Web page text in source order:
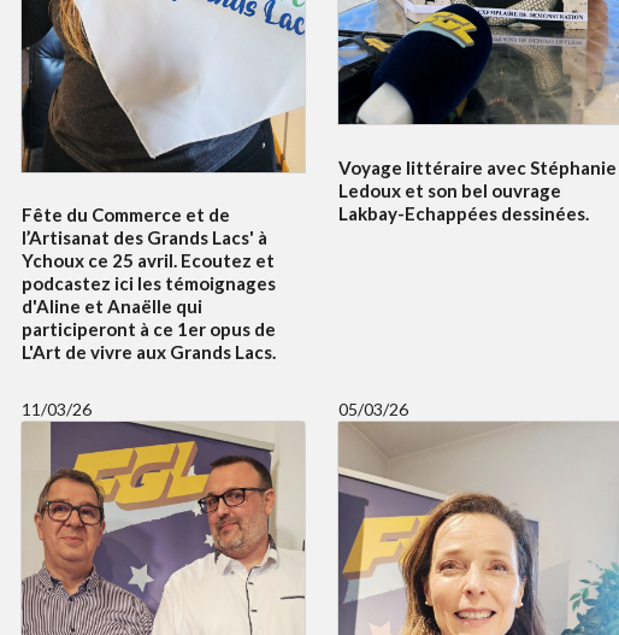
Fête du Commerce et de
l’Artisanat des Grands Lacs' à
Ychoux ce 25 avril. Ecoutez et
podcastez ici les témoignages
d'Aline et Anaëlle qui
participeront à ce 1er opus de
L'Art de vivre aux Grands Lacs.
Voyage littéraire avec Stéphanie
Ledoux et son bel ouvrage
Lakbay-Echappées dessinées.
11/03/26 05/03/26